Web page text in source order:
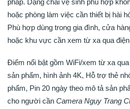
hoặc phòng làm việc cần thiết bị hài
Phù hợp dùng trong gia đình, cửa
hoặc khu vực cần xem từ xa qua
Điểm nổi bật gồm WiFi/xem từ xa
sản phẩm, hình ảnh 4K, Hỗ trợ thẻ
phẩm, Pin 20 ngày theo mô tả sản
cho người cần Camera Ngụy Trang